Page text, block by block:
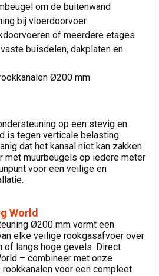
om de buitenwand
bij vloerdoorvoer
of meerdere etages
buisdelen, dakplaten en
Ø200 mm
op een stevig en
is tegen verticale belasting.
dat het kanaal niet kan zakken
met muurbeugels op iedere meter
voor een veilige en
World
Ø200 mm vormt een
elke veilige rookgasafvoer over
of langs hoge gevels. Direct
– combineer met onze
rookkanalen voor een compleet